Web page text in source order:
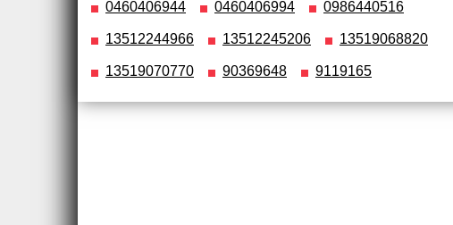
0460406944 0460406994 0986440516
13512244966 13512245206 13519068820
13519070770 90369648 9119165